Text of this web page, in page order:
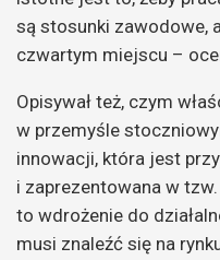
są stosunki zawodowe,
czwartym miejscu –
Opisywał też, czym
w przemyśle
innowacji, która jest
i zaprezentowana w
to wdrożenie do
musi znaleźć się na